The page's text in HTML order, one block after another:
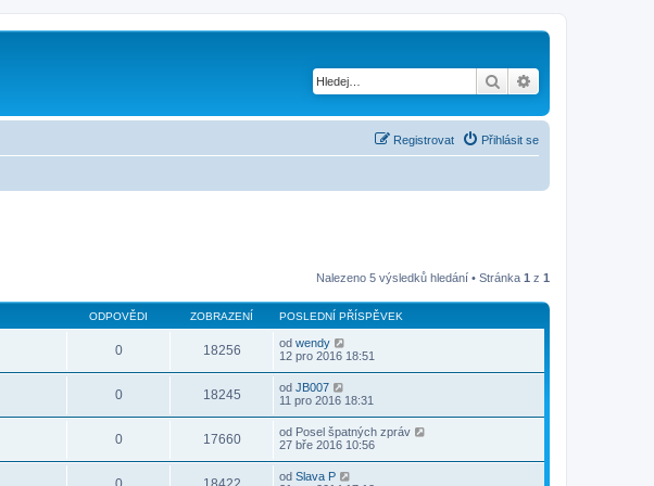
Hledat
Přihlásit se
Registrovat
Nalezeno 5 výsledků hledání • Stránka 1 z 1
ODPOVĚDI ZOBRAZENÍ POSLEDNÍ PŘÍSPĚVEK
0 18256 od wendy
12 pro 2016 18:51
0 18245 od JB007
11 pro 2016 18:31
0 17660 od Posel špatných zpráv
27 bře 2016 10:56
od Slava P